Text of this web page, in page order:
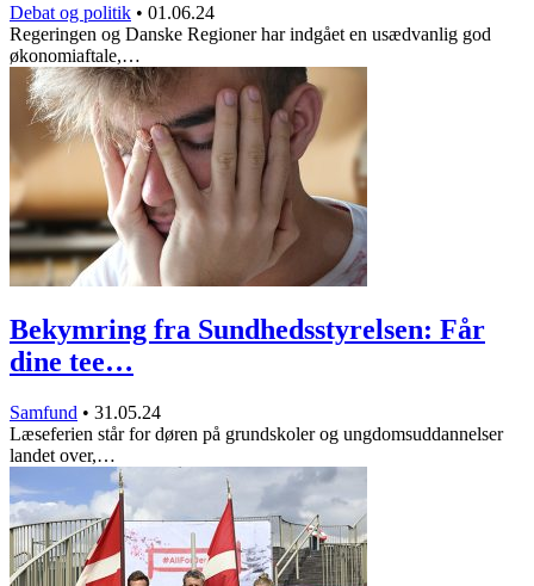
Debat og politik • 01.06.24
Regeringen og Danske Regioner har indgået en usædvanlig god
økonomiaftale,…
Bekymring fra Sundhedsstyrelsen: Får
dine tee…
Samfund • 31.05.24
Læseferien står for døren på grundskoler og ungdomsuddannelser
landet over,…